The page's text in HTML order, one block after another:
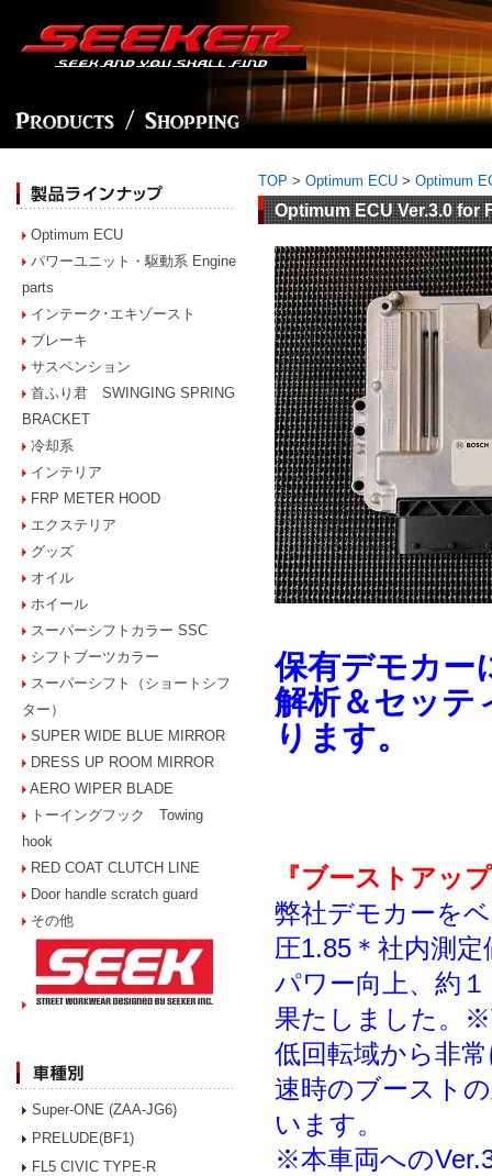
Optimum ECU
パワーユニット・駆動系 Engine
parts
インテーク･エキゾースト
ブレーキ
サスペンション
首ふり君 SWINGING SPRING
BRACKET
冷却系
インテリア
FRP METER HOOD
エクステリア
グッズ
オイル
ホイール
スーパーシフトカラー SSC
シフトブーツカラー
スーパーシフト（ショートシフ
ター）
SUPER WIDE BLUE MIRROR
DRESS UP ROOM MIRROR
AERO WIPER BLADE
トーイングフック Towing
hook
RED COAT CLUTCH LINE
Door handle scratch guard
その他
Super-ONE (ZAA-JG6)
PRELUDE(BF1)
FL5 CIVIC TYPE-R
TOP > Optimum ECU > Optimum
Optimum ECU Ver.3.0 for
保有デモカー
解析＆セッテ
ります。
『ブーストアッ
弊社デモカーを
圧1.85＊社内測
パワー向上、約
果たしました。
低回転域から非
速時のブースト
います。
※本車両への